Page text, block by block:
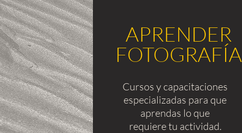
APRENDER
FOTOGRAFÍA
Cursos y capacitaciones
especializadas para que
aprendas lo que
requiere tu actividad.